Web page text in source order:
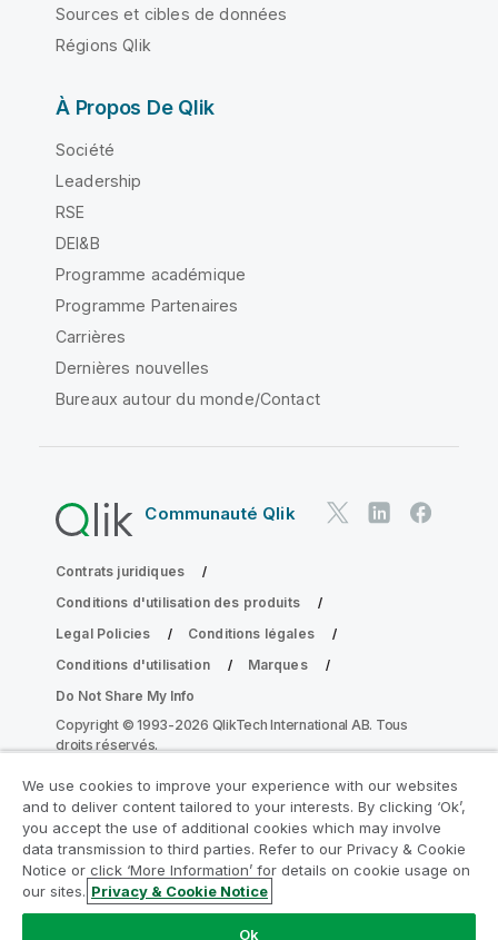
Sources et cibles de données
Régions Qlik
À Propos De Qlik
Société
Leadership
RSE
DEI&B
Programme académique
Programme Partenaires
Carrières
Dernières nouvelles
Bureaux autour du monde/Contact
Communauté Qlik
Contrats juridiques
Conditions d'utilisation des produits
Legal Policies
Conditions légales
Conditions d'utilisation
Marques
Do Not Share My Info
Copyright © 1993-2026 QlikTech International AB. Tous
droits réservés.
Rejoignez le Programme de
modernisation analytique
Modernisez votre système sans compromettre vos
précieuses applications QlikView grâce au Programme
We use cookies to improve your experience with our websites
and to deliver content tailored to your interests. By clicking ‘Ok’,
you accept the use of additional cookies which may involve
data transmission to third parties. Refer to our Privacy & Cookie
Notice or click ‘More Information’ for details on cookie usage on
our sites. Privacy & Cookie Notice
Ok